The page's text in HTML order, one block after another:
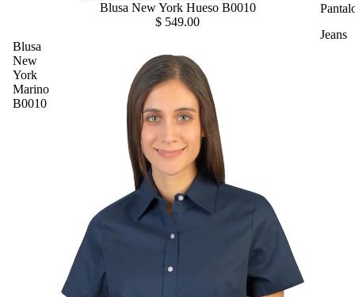
Jeans
Blusa New York Hueso B0010
$ 549.00
Blusa
New
York
Marino
B0010